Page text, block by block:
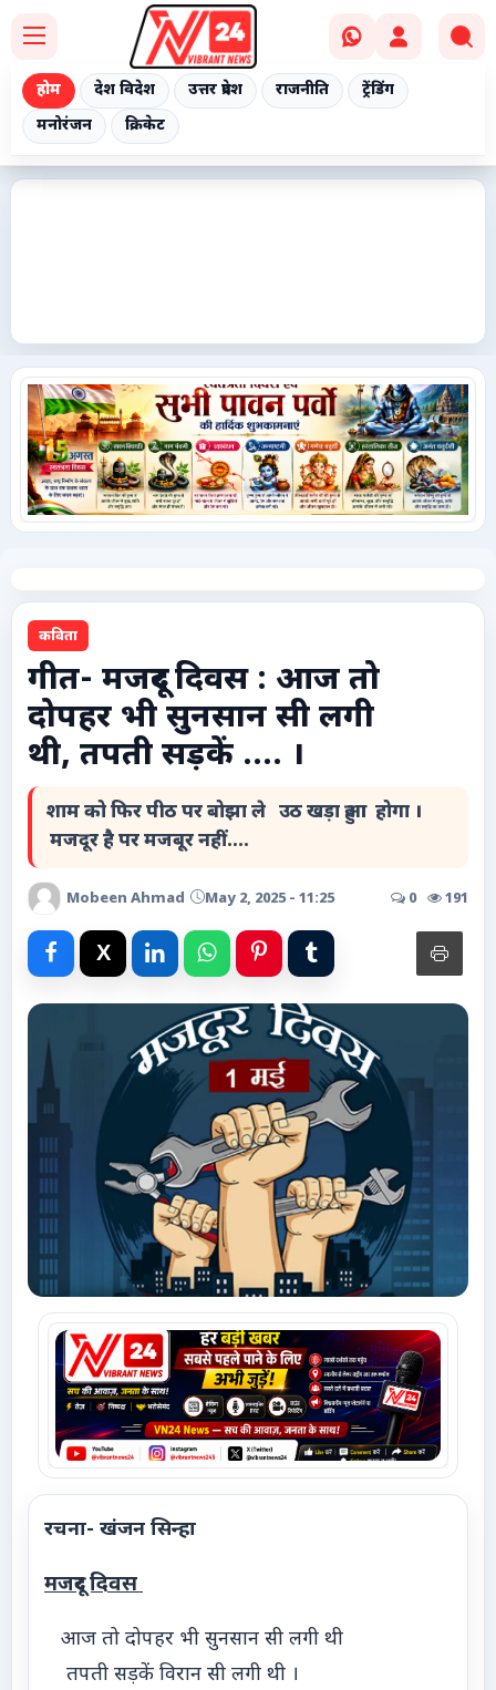
होम देश विदेश उत्तर प्रदेश राजनीति
ट्रेंडिंग
मनोरंजन
क्रिकेट
ट्रेंडिंग
मनोरंजन
क्रिकेट
टेक्नोलॉजी / गैजेट्स
लाइफस्टाइल
वायरल
स्पेशल
साहित्य
विशेष लेख
धर्म और अध्यात्म
Advertise with Us
Events
Gallery
Videos
Contacts
कविता
गीत- मजदूर दिवस : आज तो
दोपहर भी सुनसान सी लगी
थी, तपती सड़कें .... ।
शाम को फिर पीठ पर बोझा ले उठ खड़ा हुआ होगा ।
मजदूर है पर मजबूर नहीं....
Mobeen Ahmad May 2, 2025 - 11:25 0 191
रचना- खंजन सिन्हा
मजदूर दिवस
आज तो दोपहर भी सुनसान सी लगी थी
तपती सड़कें विरान सी लगी थी ।